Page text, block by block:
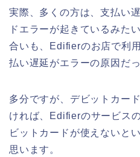
実際、多くの方は、支払い
ドエラーが起きているみた
合いも、Edifierのお店で利
払い遅延がエラーの原因だ
多分ですが、デビットカー
ければ、Edifierのサービス
ビットカードが使えないと
思います。